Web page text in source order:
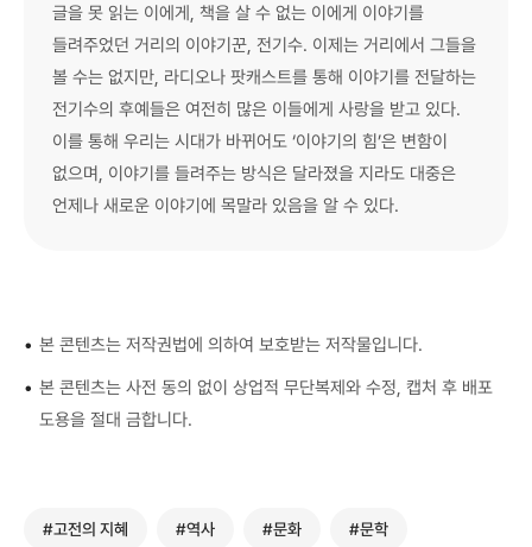
글을 못 읽는 이에게, 책을 살 수 없는 이에게 이야기를
들려주었던 거리의 이야기꾼, 전기수. 이제는 거리에서 그들을
볼 수는 없지만, 라디오나 팟캐스트를 통해 이야기를 전달하는
전기수의 후예들은 여전히 많은 이들에게 사랑을 받고 있다.
이를 통해 우리는 시대가 바뀌어도 ‘이야기의 힘’은 변함이
없으며, 이야기를 들려주는 방식은 달라졌을 지라도 대중은
언제나 새로운 이야기에 목말라 있음을 알 수 있다.
• 본 콘텐츠는 저작권법에 의하여 보호받는 저작물입니다.
• 본 콘텐츠는 사전 동의 없이 상업적 무단복제와 수정, 캡처 후 배포
도용을 절대 금합니다.
#고전의 지혜 #역사 #문화 #문학